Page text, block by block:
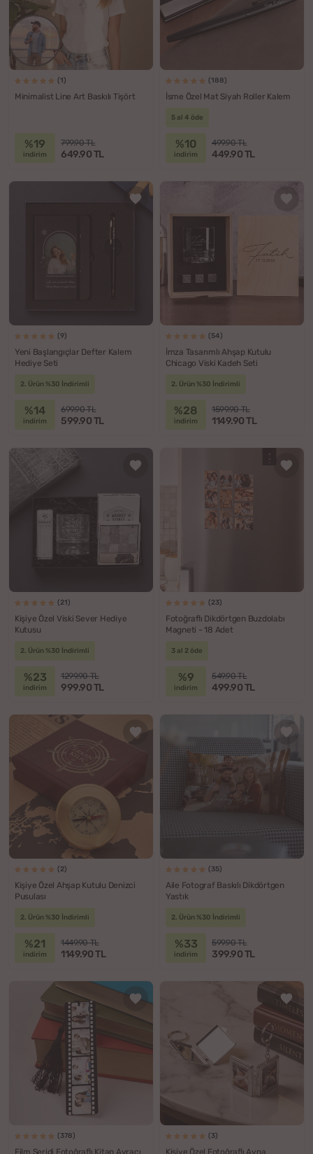
(1)
Minimalist Line Art Baskılı Tişört
%19
indirim
799.90 TL
649.90 TL
(188)
İsme Özel Mat Siyah Roller Kalem
5 al 4 öde
%10
indirim
499.90 TL
449.90 TL
(9)
Yeni Başlangıçlar Defter Kalem
Hediye Seti
2. Ürün %30 İndirimli
%14
indirim
699.90 TL
599.90 TL
(54)
İmza Tasarımlı Ahşap Kutulu
Chicago Viski Kadeh Seti
2. Ürün %30 İndirimli
%28
indirim
1599.90 TL
1149.90 TL
(21)
Kişiye Özel Viski Sever Hediye
Kutusu
2. Ürün %30 İndirimli
%23
indirim
1299.90 TL
999.90 TL
(23)
Fotoğraflı Dikdörtgen Buzdolabı
Magneti - 18 Adet
3 al 2 öde
%9
indirim
549.90 TL
499.90 TL
(2)
Kişiye Özel Ahşap Kutulu Denizci
Pusulası
2. Ürün %30 İndirimli
%21
indirim
1449.90 TL
1149.90 TL
(35)
Aile Fotograf Baskılı Dikdörtgen
Yastık
2. Ürün %30 İndirimli
%33
indirim
599.90 TL
399.90 TL
(378)
Film Şeridi Fotoğraflı Kitap Ayracı
(3)
Kişiye Özel Fotoğraflı Ayna